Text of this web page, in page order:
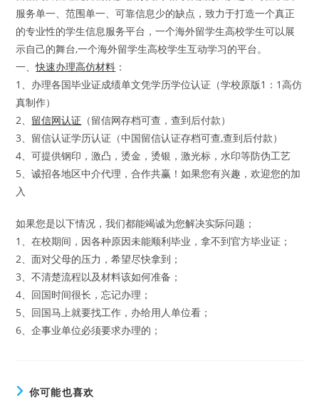
服务单一、范围单一、可靠信息少的缺点，致力于打造一个真正
的专业性的学生信息服务平台，一个海外留学生高校学生可以展
示自己的舞台,一个海外留学生高校学生互动学习的平台。
一、快速办理高仿材料 ：
1、办理各国毕业证成绩单文凭学历学位认证（学校原版1：1高仿
真制作）
2、 留信网认证 （留信网存档可查，查到后付款）
3、留信认证学历认证（中国留信认证存档可查,查到后付款）
4、可提供钢印，激凸，烫金，烫银，激光标，水印等防伪工艺
5、诚招各地区中介代理，合作共赢！如果您有兴趣，欢迎您的加
入
如果您是以下情况，我们都能竭诚为您解决实际问题；
1、在校期间，因各种原因未能顺利毕业，拿不到官方毕业证；
2、面对父母的压力，希望尽快拿到；
3、不清楚流程以及材料该如何准备；
4、回国时间很长，忘记办理；
5、回国马上就要找工作，办给用人单位看；
6、企事业单位必须要求办理的；
你可能也喜欢